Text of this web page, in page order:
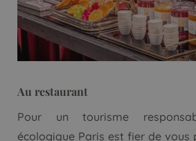
Au restaurant
Pour un tourisme
écologique Paris est fier de vous